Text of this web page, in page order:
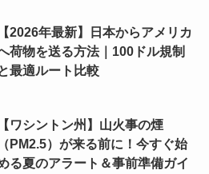
【2026年最新】日本からアメリカ
荷物を送る方法｜100ドル規制
最適ルート比較
【ワシントン州】山火事の煙
（PM2.5）が来る前に！今すぐ始
る夏のアラート＆事前準備ガイ